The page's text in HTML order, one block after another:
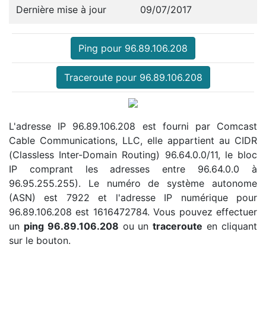
Dernière mise à jour 09/07/2017
Ping pour 96.89.106.208
Traceroute pour 96.89.106.208
L'adresse IP 96.89.106.208 est fourni par Comcast
Cable Communications, LLC, elle appartient au CIDR
(Classless Inter-Domain Routing) 96.64.0.0/11, le bloc
IP comprant les adresses entre 96.64.0.0 à
96.95.255.255). Le numéro de système autonome
(ASN) est 7922 et l'adresse IP numérique pour
96.89.106.208 est 1616472784. Vous pouvez effectuer
un ping 96.89.106.208 ou untraceroute en cliquant
sur le bouton.